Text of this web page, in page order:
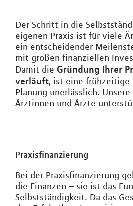
Der Schritt in die
eigenen Praxis ist für viele
ein entscheidender
mit großen finanziellen
Damit die Gründung Ihrer
verläuft, ist eine
Planung unerlässlich.
Ärztinnen und Ärzte
Praxisfinanzierung
Bei der Praxisfinanzierung
die Finanzen – sie ist das
Selbstständigkeit. Da das